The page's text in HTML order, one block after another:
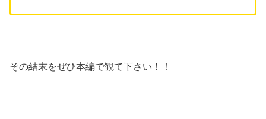
その結末をぜひ本編で観て下さい！！